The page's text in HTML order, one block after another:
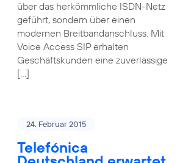
über das herkömmliche ISDN-Netz
geführt, sondern über einen
modernen Breitbandanschluss. Mit
Voice Access SIP erhalten
Geschäftskunden eine zuverlässige
[…]
24. Februar 2015
Telefónica